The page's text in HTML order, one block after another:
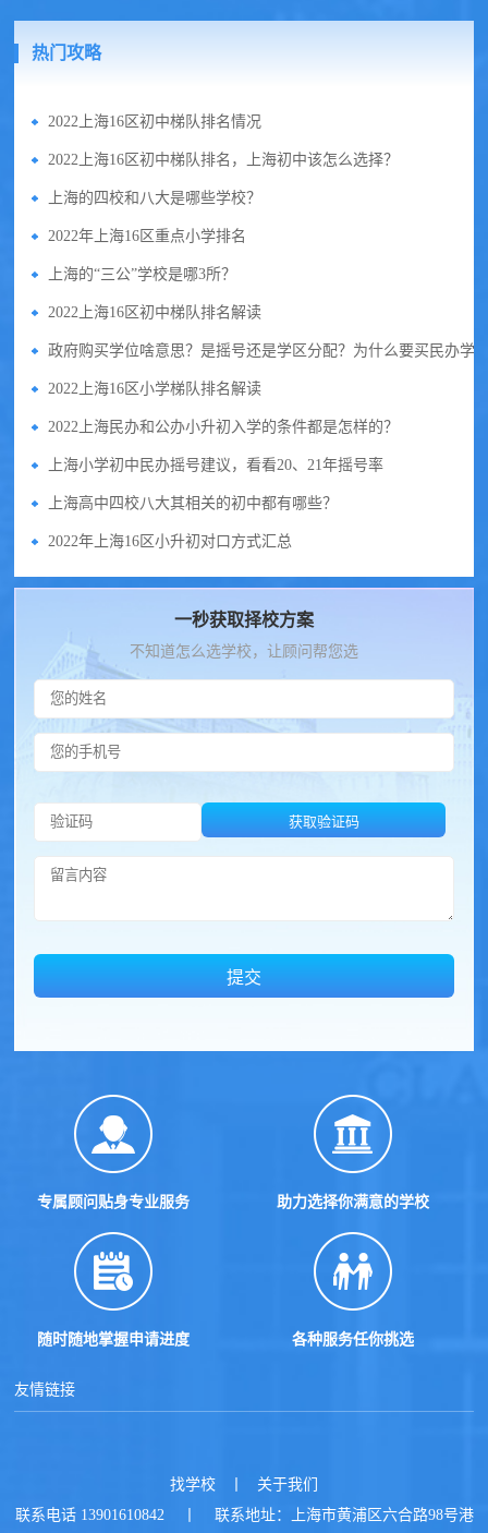
热门攻略
2022上海16区初中梯队排名情况
2022上海16区初中梯队排名，上海初中该怎么选择？
上海的四校和八大是哪些学校？
2022年上海16区重点小学排名
上海的“三公”学校是哪3所？
2022上海16区初中梯队排名解读
政府购买学位啥意思？是摇号还是学区分配？为什么要买民办学
2022上海16区小学梯队排名解读
2022上海民办和公办小升初入学的条件都是怎样的？
上海小学初中民办摇号建议，看看20、21年摇号率
上海高中四校八大其相关的初中都有哪些？
2022年上海16区小升初对口方式汇总
一秒获取择校方案
不知道怎么选学校，让顾问帮您选
获取验证码
提交
专属顾问贴身专业服务 助力选择你满意的学校
随时随地掌握申请进度 各种服务任你挑选
友情链接
找学校
关于我们
联系电话 13901610842 丨 联系地址：上海市黄浦区六合路98号港